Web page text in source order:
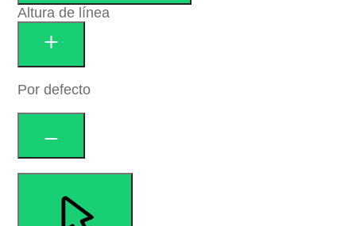
Altura de línea
Por defecto